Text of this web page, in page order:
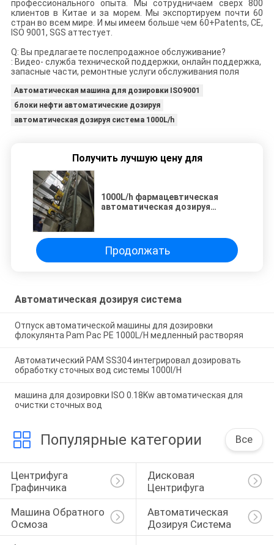
профессионального опыта. Мы сотрудничаем сверх 800
клиентов в Китае и за морем. Мы экспортируем почти 60
стран во всем мире. И мы имеем больше чем 60+Patents, CE,
ISO 9001, SGS аттестует.
Q: Вы предлагаете послепродажное обслуживание?
: Видео- служба технической поддержки, онлайн поддержка,
запасные части, ремонтные услуги обслуживания поля
Автоматическая машина для дозировки ISO9001
блоки нефти автоматические дозируя
автоматическая дозируя система 1000L/h
Получить лучшую цену для
1000L/h фармацевтическая
автоматическая дозируя
Продолжать
Автоматическая дозируя система
Отпуск автоматической машины для дозировки
флокулянта Pam Pac PE 1000L/H медленный растворяя
Автоматический PAM SS304 интегрировал дозировать
обработку сточных вод системы 1000l/H
машина для дозировки ISO 0.18Kw автоматическая для
очистки сточных вод
Популярные категории Все
Центрифуга
Графинчика
Дисковая
Центрифуга
Машина Обратного
Осмоза
Автоматическая
Дозируя Система